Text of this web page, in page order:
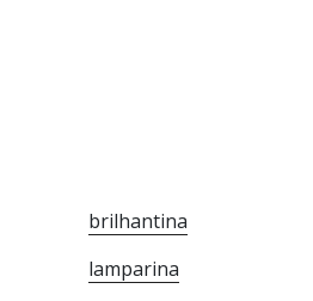
brilhantina
lamparina